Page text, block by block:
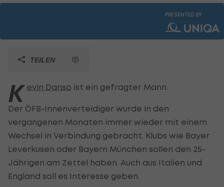
PRESENTED BY
TEILEN
K evin Danso ist ein gefragter Mann.
Der ÖFB-Innenverteidiger wurde in den
vergangenen Monaten immer wieder mit einem
Wechsel in Verbindung gebracht. Klubs wie Bayer
Leverkusen oder Bayern München sollen den 25-
Jährigen am Zettel haben. Auch aus Italien und
England soll es Interesse geben.